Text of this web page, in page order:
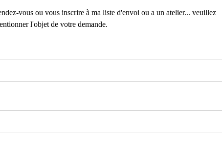
vous ou vous inscrire à ma liste d'envoi ou a un atelier... veuillez
l'objet de votre demande.